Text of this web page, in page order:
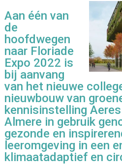
Aan één van
de
hoofdwegen
naar Floriade
Expo 2022 is
bij aanvang
van het nieuwe
nieuwbouw van
kennisinstelling
Almere in gebruik
gezonde en
leeromgeving in een
klimaatadaptief en